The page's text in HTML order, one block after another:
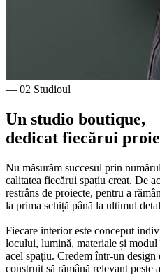
— 02 Studioul
Un studio boutique,
dedicat fiecărui
Nu măsurăm succesul prin
calitatea fiecărui spațiu creat. De
restrâns de proiecte, pentru a
la prima schiță până la ultimul
Fiecare interior este conceput
locului, lumină, materiale și
acel spațiu. Credem într-un
construit să rămână relevant peste